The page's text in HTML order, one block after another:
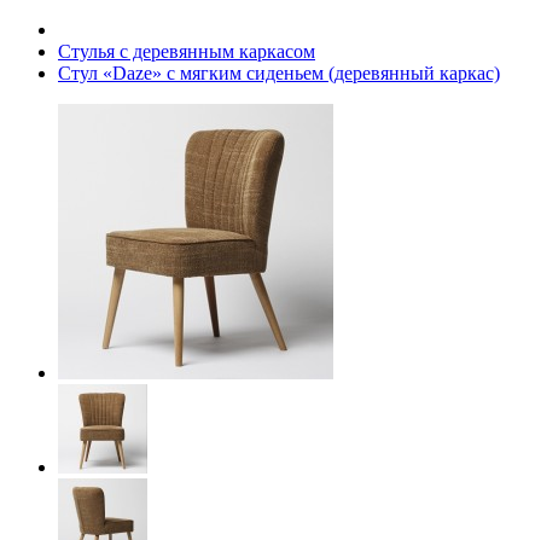
Cтулья с деревянным каркасом
Стул «Daze» с мягким сиденьем (деревянный каркас)